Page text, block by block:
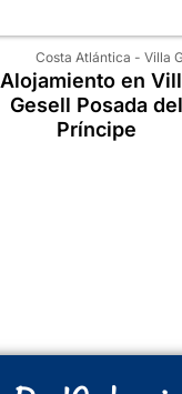
Costa Atlántica - Villa
Alojamiento en
Gesell Posada del
Príncipe